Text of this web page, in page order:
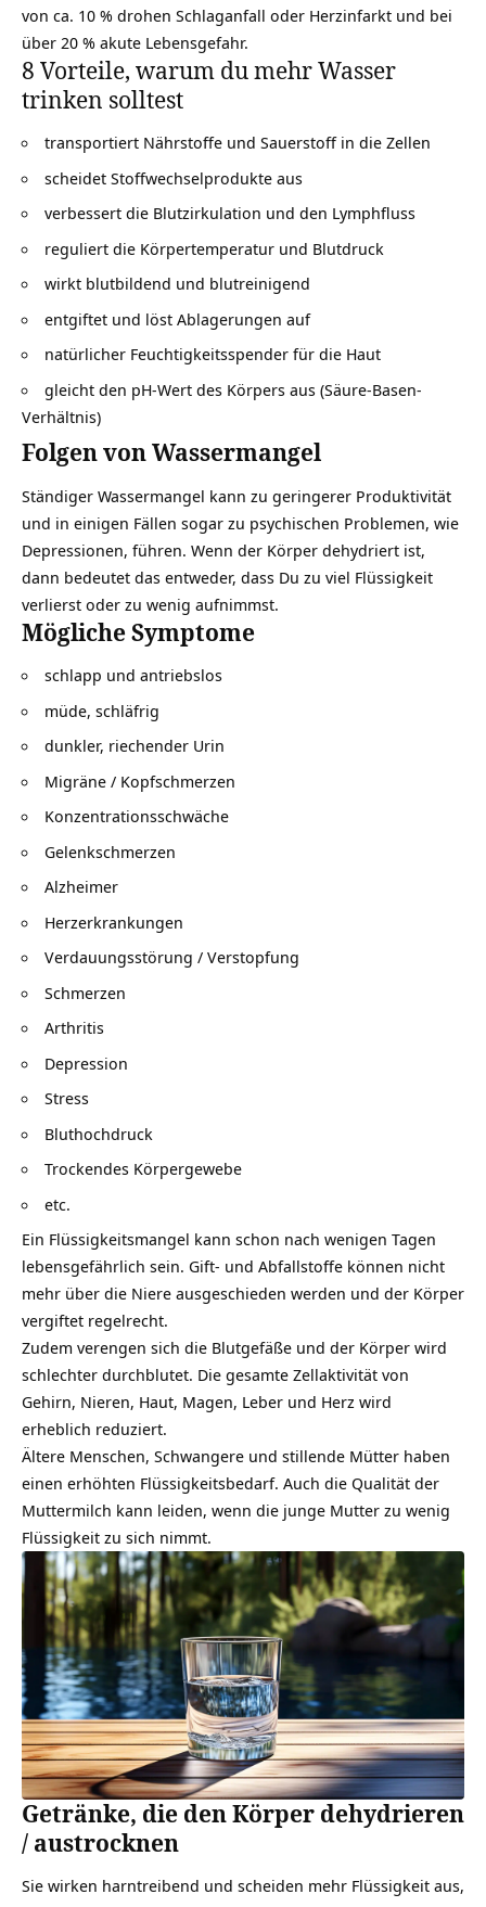
von ca. 10 % drohen Schlaganfall oder Herzinfarkt und bei
über 20 % akute Lebensgefahr.
8 Vorteile, warum du mehr Wasser
trinken solltest
transportiert Nährstoffe und Sauerstoff in die Zellen
scheidet Stoffwechselprodukte aus
verbessert die Blutzirkulation und den Lymphfluss
reguliert die Körpertemperatur und Blutdruck
wirkt blutbildend und blutreinigend
entgiftet und löst Ablagerungen auf
natürlicher Feuchtigkeitsspender für die Haut
gleicht den pH-Wert des Körpers aus (Säure-Basen-
Verhältnis)
Folgen von Wassermangel
Ständiger Wassermangel kann zu geringerer Produktivität
und in einigen Fällen sogar zu psychischen Problemen, wie
Depressionen, führen. Wenn der Körper dehydriert ist,
dann bedeutet das entweder, dass Du zu viel Flüssigkeit
verlierst oder zu wenig aufnimmst.
Mögliche Symptome
schlapp und antriebslos
müde, schläfrig
dunkler, riechender Urin
Migräne / Kopfschmerzen
Konzentrationsschwäche
Gelenkschmerzen
Alzheimer
Herzerkrankungen
Verdauungsstörung / Verstopfung
Schmerzen
Arthritis
Depression
Stress
Bluthochdruck
Trockendes Körpergewebe
etc.
Ein Flüssigkeitsmangel kann schon nach wenigen Tagen
lebensgefährlich sein. Gift- und Abfallstoffe können nicht
mehr über die Niere ausgeschieden werden und der Körper
vergiftet regelrecht.
Zudem verengen sich die Blutgefäße und der Körper wird
schlechter durchblutet. Die gesamte Zellaktivität von
Gehirn, Nieren, Haut, Magen, Leber und Herz wird
erheblich reduziert.
Ältere Menschen, Schwangere und stillende Mütter haben
einen erhöhten Flüssigkeitsbedarf. Auch die Qualität der
Muttermilch kann leiden, wenn die junge Mutter zu wenig
Flüssigkeit zu sich nimmt.
Getränke, die den Körper dehydrieren
/ austrocknen
Sie wirken harntreibend und scheiden mehr Flüssigkeit aus,